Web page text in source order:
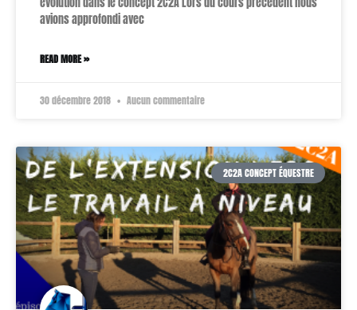
avions approfondi avec
READ MORE »
30 décembre 2018 Aucun commentaire
2C2A CONCEPT ÉQUESTRE